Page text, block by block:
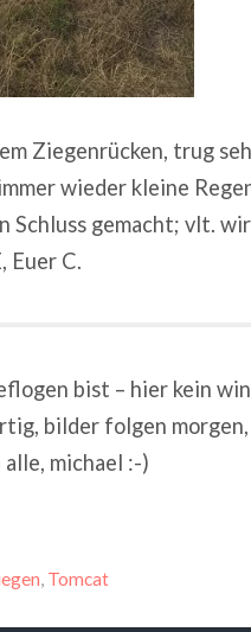
Ziegenrücken, trug
wieder kleine
Schluss gemacht; vlt.
Euer C.
bist – hier kein
bilder folgen morgen,
michael :-)
Tomcat